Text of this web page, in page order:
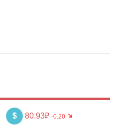
$ 80.93₽ -0.20